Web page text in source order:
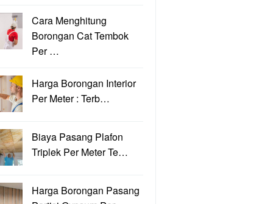
Cara Menghitung
Borongan Cat Tembok
Per …
Harga Borongan Interior
Per Meter : Terb…
Biaya Pasang Plafon
Triplek Per Meter Te…
Harga Borongan Pasang